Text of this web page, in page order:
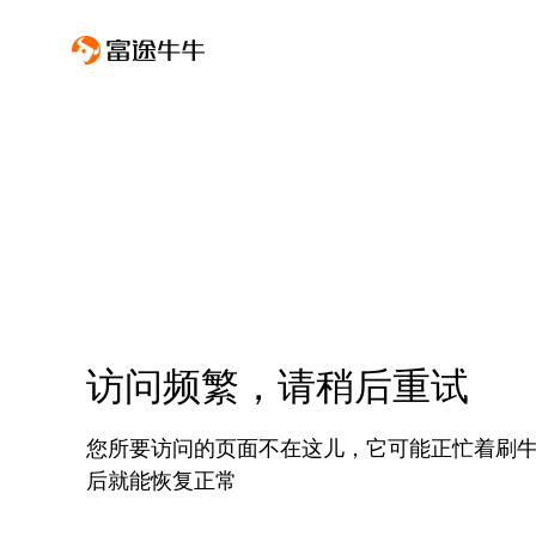
访问频繁，请稍后重试
您所要访问的页面不在这儿，它可能正忙着刷
后就能恢复正常